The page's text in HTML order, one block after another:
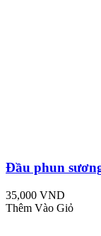
Đầu phun
35,000 VND
Thêm Vào Giỏ